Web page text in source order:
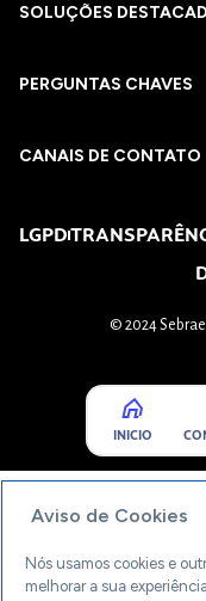
SOLUÇÕES
PERGUNTAS CHAVES​
CANAIS DE CONTATO
LGPD
© 2024
INICIO
Aviso de Cookies
Nós usamos cookies e
melhorar a sua